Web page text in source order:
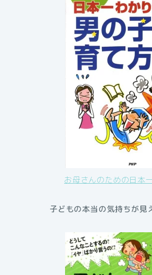
お母さんのための日本
子どもの本当の気持ちが